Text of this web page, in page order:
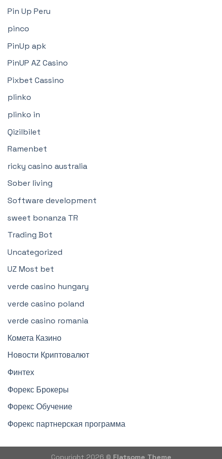
Pin Up Peru
pinco
PinUp apk
PinUP AZ Casino
Pixbet Cassino
plinko
plinko in
Qizilbilet
Ramenbet
ricky casino australia
Sober living
Software development
sweet bonanza TR
Trading Bot
Uncategorized
UZ Most bet
verde casino hungary
verde casino poland
verde casino romania
Комета Казино
Новости Криптовалют
Финтех
Форекс Брокеры
Форекс Обучение
Форекс партнерская программа
Copyright 2026 © Flatsome Theme